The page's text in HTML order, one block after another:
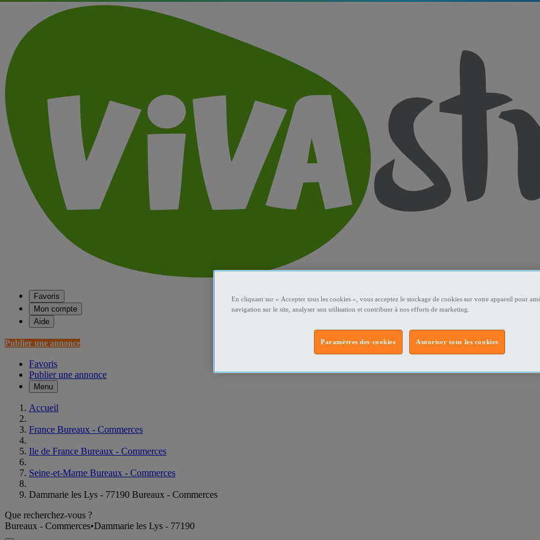
Favoris
Mon compte
Aide
Publier une annonce
Favoris
Publier une annonce
Menu
Accueil
France Bureaux - Commerces
Ile de France Bureaux - Commerces
Seine-et-Marne Bureaux - Commerces
Dammarie les Lys - 77190 Bureaux - Commerces
Que recherchez-vous ?
Bureaux - Commerces•Dammarie les Lys - 77190
En cliquant sur « Accepter tous les cookies », vous acceptez le stockage de cookies sur votre appareil pour
navigation sur le site, analyser son utilisation et contribuer à nos efforts de marketing.
Autoriser tous les cookies
Paramètres des cookies